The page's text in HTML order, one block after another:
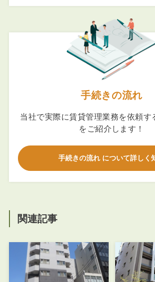
手続きの流れ
当社で実際に賃貸管理業務を依頼す
をご紹介します！
手続きの流れ について詳しく
関連記事